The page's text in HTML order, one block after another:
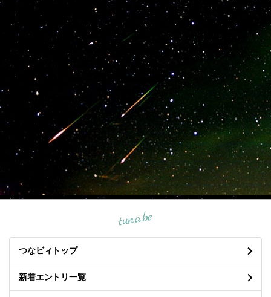
tuna.be
つなビィトップ
新着エントリ一覧